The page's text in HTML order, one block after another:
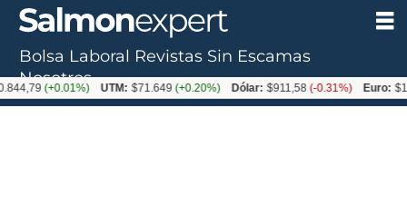
Bolsa Laboral Revistas Sin Escamas
Nosotros
UTM: $71.649 (+0.20%) Dólar: $911,58 (-0.31%) Euro: $1053,36